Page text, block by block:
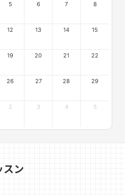
5 6 7 8
12 13 14 15
19 20 21 22
26 27 28 29
2 3 4 5
スン